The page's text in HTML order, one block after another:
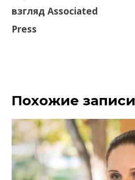
взгляд Associated
Press
Похожие записи